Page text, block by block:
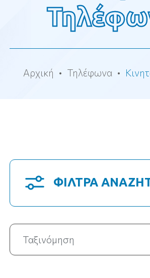
Αρχική Τηλέφωνα
ΦΙΛΤΡΑ
Ταξινόμηση